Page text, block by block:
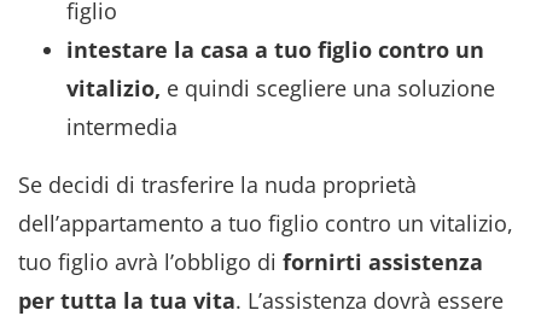
figlio
intestare la casa a tuo figlio contro un
vitalizio, e quindi scegliere una soluzione
intermedia
Se decidi di trasferire la nuda proprietà
dell’appartamento a tuo figlio contro un vitalizio,
tuo figlio avrà l’obbligo di fornirti assistenza
per tutta la tua vita. L’assistenza dovrà essere